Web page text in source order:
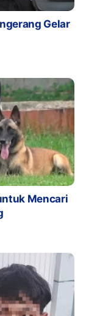
Gelar
Mencari